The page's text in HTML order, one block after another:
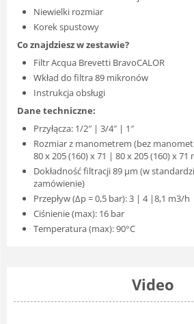
Niewielki rozmiar
Korek spustowy
Co znajdziesz w zestawie?
Filtr Acqua Brevetti BravoCALOR
Wkład do filtra 89 mikronów
Instrukcja obsługi
Dane techniczne:
Przyłącza: 1/2″ | 3/4″ | 1″
Rozmiar z manometrem (bez
80 x 205 (160) x 71 | 80 x 205 (160) x 71
Dokładność filtracji 89 μm (w
zamówienie)
Przepływ (Δp = 0,5 bar): 3 | 4 |8,1 m3/h
Ciśnienie (max): 16 bar
Temperatura (max): 90°C
Video